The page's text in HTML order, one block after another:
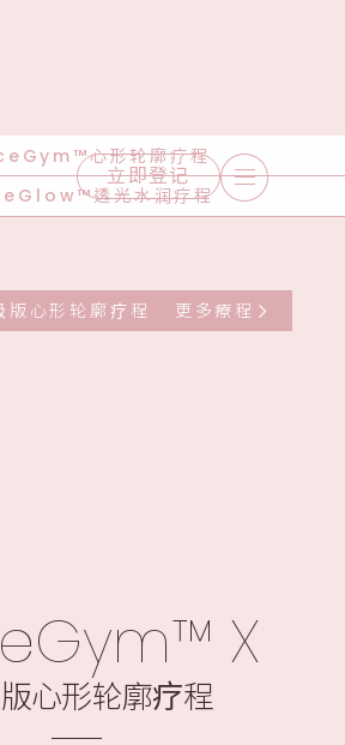
心形轮廓疗程
透光水润疗程
立即登记
心形轮廓疗程 更多療程
X
心形轮廓疗程